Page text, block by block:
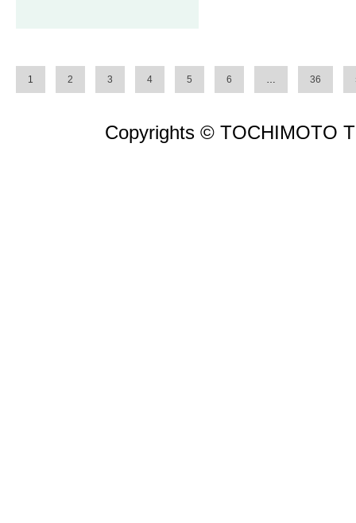
1 2 3 4 5 6 … 36
Copyrights © TOCHIMOTO